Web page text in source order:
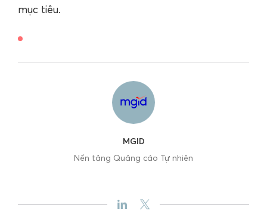
mục tiêu.
MGID
Nền tảng Quảng cáo Tự nhiên